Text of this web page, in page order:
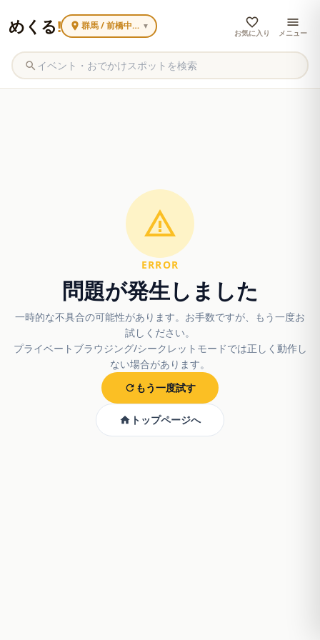
めくる! 群馬 / 前橋中心街
▼
お気に入り メニュー
ERROR
問題が発生しました
一時的な不具合の可能性があります。お手数ですが、もう一度お
試しください。
プライベートブラウジング/シークレットモードでは正しく動作し
ない場合があります。
もう一度試す
トップページへ